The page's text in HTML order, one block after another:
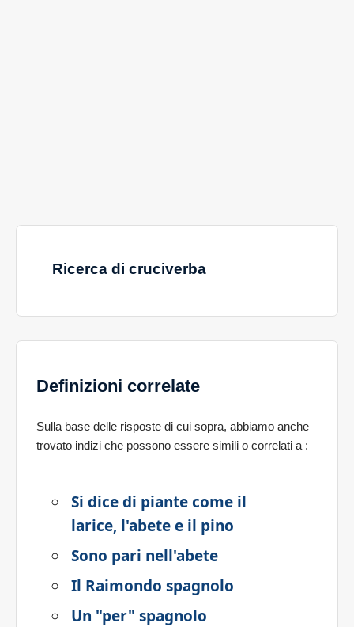
Ricerca di cruciverba
Definizioni correlate
Sulla base delle risposte di cui sopra, abbiamo anche
trovato indizi che possono essere simili o correlati a :
Si dice di piante come il
larice, l'abete e il pino
Sono pari nell'abete
Il Raimondo spagnolo
Un "per" spagnolo